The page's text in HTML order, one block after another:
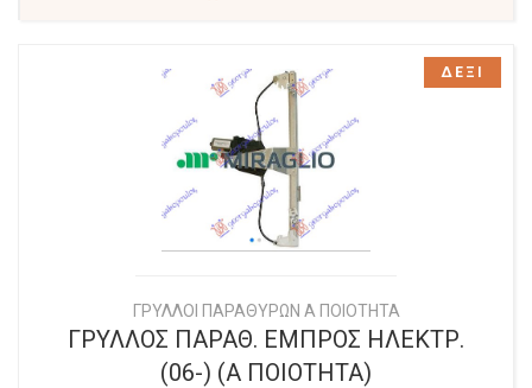
ΓΡΥΛΛΟΙ ΠΑΡΑΘΥΡΩΝ Α ΠΟΙΟΤΗΤΑ
ΓΡΥΛΛΟΣ ΠΑΡΑΘ. ΕΜΠΡΟΣ ΗΛΕΚΤΡ.
(06-) (Α ΠΟΙΟΤΗΤΑ)
ΔΕΞΙ